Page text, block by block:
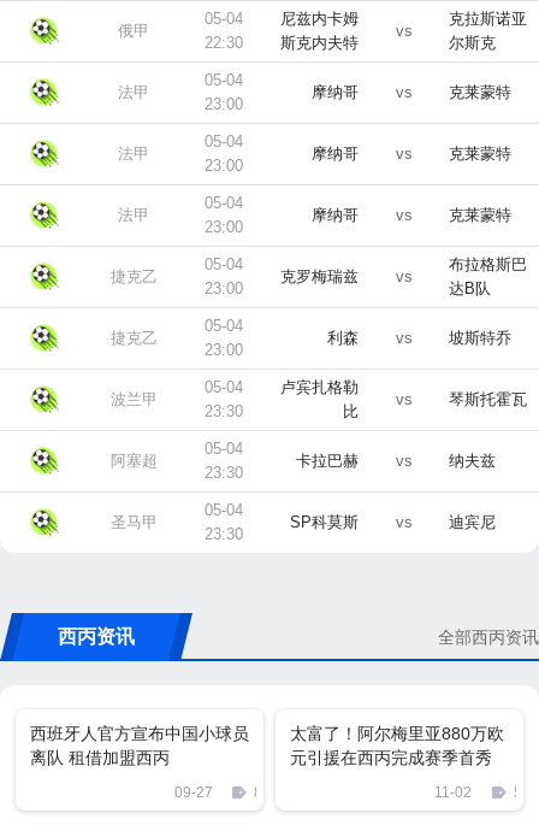
俄甲
05-04
22:30
尼兹内卡姆
斯克内夫特
vs
克拉斯诺亚
尔斯克
法甲
05-04
23:00
摩纳哥 vs 克莱蒙特
法甲
05-04
23:00
摩纳哥 vs 克莱蒙特
法甲
05-04
23:00
摩纳哥 vs 克莱蒙特
捷克乙
05-04
23:00
克罗梅瑞兹 vs
布拉格斯巴
达B队
捷克乙
05-04
23:00
利森 vs 坡斯特乔
波兰甲
05-04
23:30
卢宾扎格勒
比
vs 琴斯托霍瓦
阿塞超
05-04
23:30
卡拉巴赫 vs 纳夫兹
圣马甲
05-04
23:30
SP科莫斯 vs 迪宾尼
西丙资讯 全部西丙资讯
西班牙人官方宣布中国小球员
离队 租借加盟西丙
09-27 81
太富了！阿尔梅里亚880万欧
元引援在西丙完成赛季首秀
11-02 528